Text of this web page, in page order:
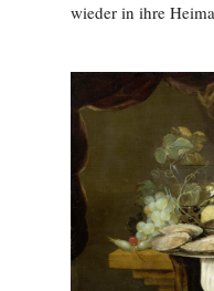
wieder in ihre